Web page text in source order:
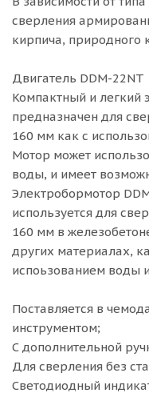
сверления
кирпича, природного
Двигатель DDM-22NT
Компактный и легкий
предназначен для
160 мм как с
Мотор может
воды, и имеет
Электробормотор
используется для
160 мм в
других материалах,
испоьзованием воды
Поставляется в
инструментом;
С дополнительной
Для сверления без
Светодиодный